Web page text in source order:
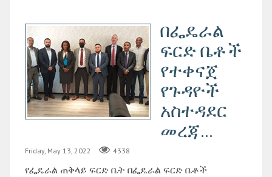
በፌዴራል
ፍርድ ቤቶች
የተቀናጀ
የጉዳዮች
አስተዳደር
መረጃ...
Friday, May 13, 2022 4338
የፌዴራል ጠቅላይ ፍርድ ቤት በፌዴራል ፍርድ ቤቶች